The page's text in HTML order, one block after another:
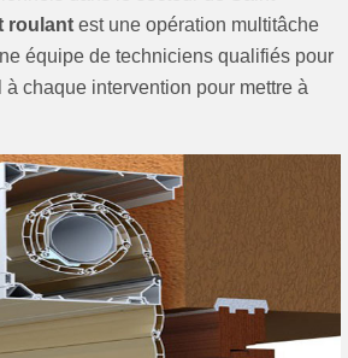
roulant est une opération multitâche
équipe de techniciens qualifiés pour
chaque intervention pour mettre à